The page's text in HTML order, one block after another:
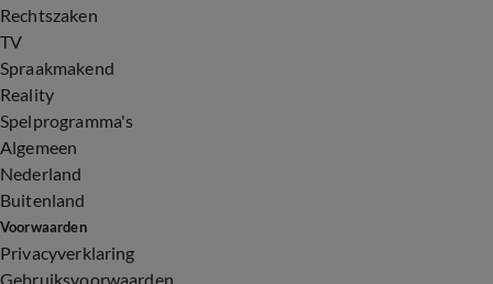
Rechtszaken
TV
Spraakmakend
Reality
Spelprogramma's
Algemeen
Nederland
Buitenland
Voorwaarden
Privacyverklaring
Gebruiksvoorwaarden